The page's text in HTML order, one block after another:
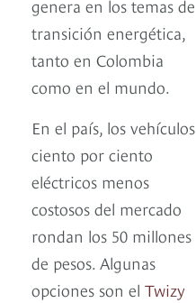
genera en los temas de
transición energética,
tanto en Colombia
como en el mundo.
En el país, los vehículos
ciento por ciento
eléctricos menos
costosos del mercado
rondan los 50 millones
de pesos. Algunas
opciones son el Twizy